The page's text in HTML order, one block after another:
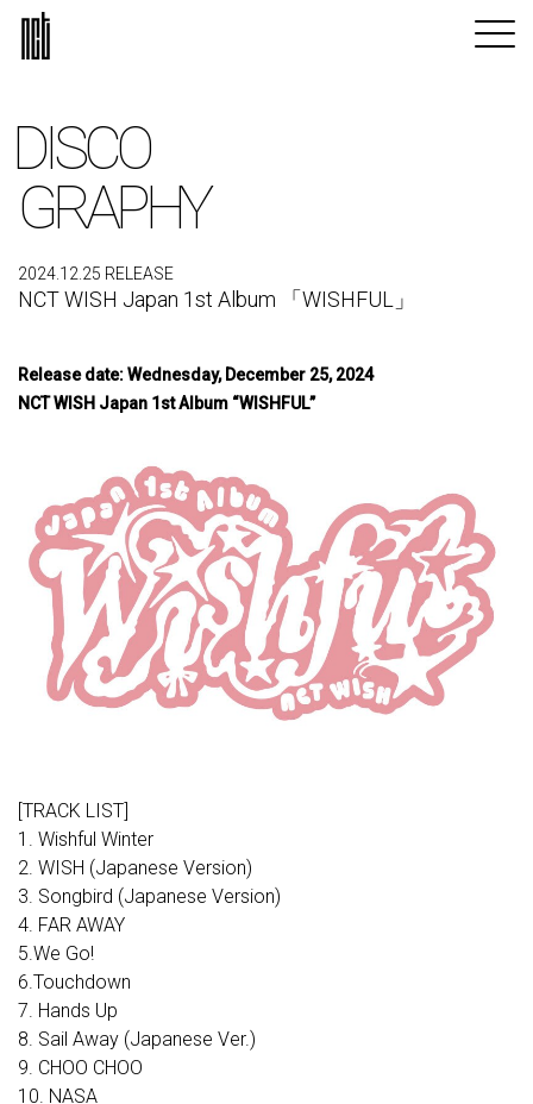
DISCO
GRAPHY
2024.12.25 RELEASE
NCT WISH Japan 1st Album 「WISHFUL」
Release date: Wednesday, December 25, 2024
NCT WISH Japan 1st Album “WISHFUL”
[TRACK LIST]
1. Wishful Winter
2. WISH (Japanese Version)
3. Songbird (Japanese Version)
4. FAR AWAY
5.We Go!
6.Touchdown
7. Hands Up
8. Sail Away (Japanese Ver.)
9. CHOO CHOO
10. NASA